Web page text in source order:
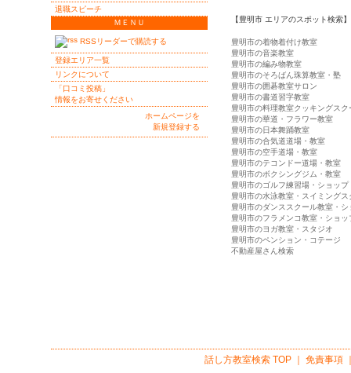
【豊明市 エリアのスポット検索】
豊明市の着物着付け教室
豊明市の音楽教室
豊明市の編み物教室
豊明市のそろばん珠算教室・塾
豊明市の囲碁教室サロン
豊明市の書道習字教室
豊明市の料理教室クッキングスク
豊明市の華道・フラワー教室
豊明市の日本舞踊教室
豊明市の合気道道場・教室
豊明市の空手道場・教室
豊明市のテコンドー道場・教室
豊明市のボクシングジム・教室
豊明市のゴルフ練習場・ショップ
豊明市の水泳教室・スイミングス
豊明市のダンススクール教室・シ
豊明市のフラメンコ教室・ショッ
豊明市のヨガ教室・スタジオ
豊明市のペンション・コテージ
不動産屋さん検索
退職スピーチ
ＭＥＮＵ
RSSリーダーで購読する
登録エリア一覧
リンクについて
「口コミ投稿」
情報をお寄せください
ホームページを
新規登録する
話し方教室検索TOP ｜ 免責事項